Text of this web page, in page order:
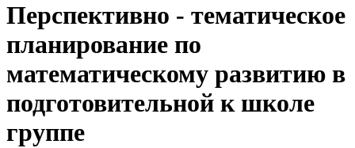
Перспективно - тематическое
планирование по
математическому развитию в
подготовительной к школе
группе